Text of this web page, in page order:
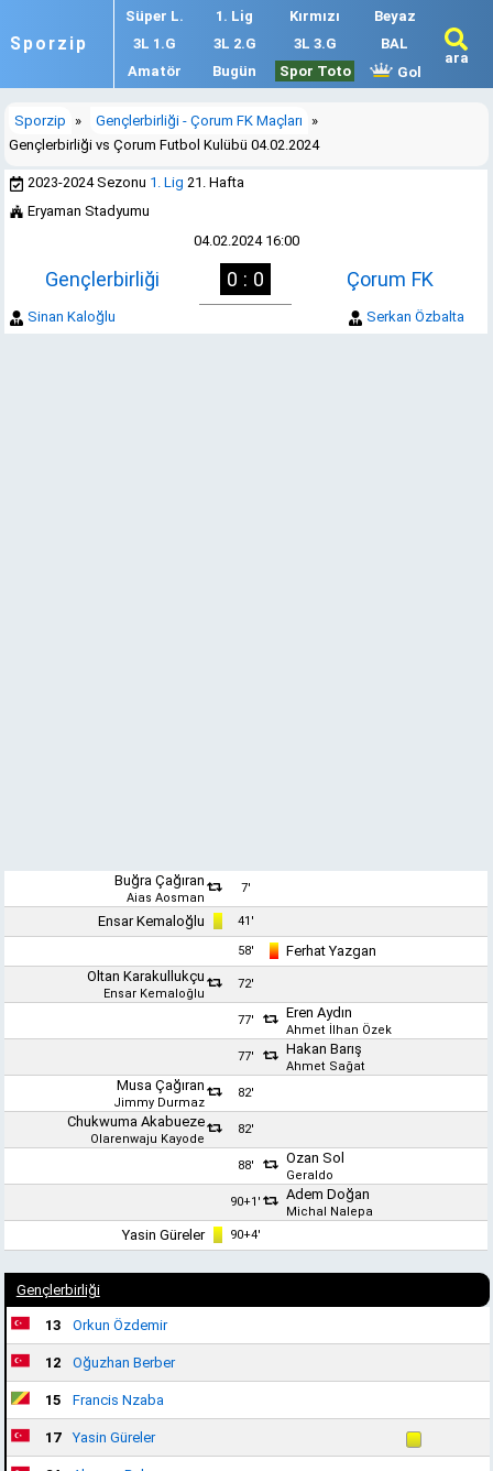
Sporzip
Süper L. 1. Lig Kırmızı
Beyaz
3L 1.G
3L 2.G 3L 3.G
BAL
Amatör
Bugün Spor Toto Gol
ara
Sporzip » Gençlerbirliği - Çorum FK Maçları
»
Gençlerbirliği vs Çorum Futbol Kulübü 04.02.2024
2023-2024 Sezonu 1. Lig 21. Hafta
Eryaman Stadyumu
04.02.2024 16:00
Gençlerbirliği 0 : 0 Çorum FK
Sinan Kaloğlu Serkan Özbalta
Buğra Çağıran
Aias Aosman
7'
Ensar Kemaloğlu 41'
58'
Ferhat Yazgan
Oltan Karakullukçu
Ensar Kemaloğlu
72'
77' Eren Aydın
Ahmet İlhan Özek
77'
Hakan Barış
Ahmet Sağat
Musa Çağıran
Jimmy Durmaz
82'
Chukwuma Akabueze
Olarenwaju Kayode
82'
88' Ozan Sol
Geraldo
90+1'
Adem Doğan
Michal Nalepa
Yasin Güreler 90+4'
Gençlerbirliği
13 Orkun Özdemir
12 Oğuzhan Berber
15 Francis Nzaba
17 Yasin Güreler